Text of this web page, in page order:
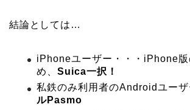
結論としては…
iPhoneユーザー・・・iPhone版
め、 Suica一択！
私鉄のみ利用者のAndroidユーザ
ルPasmo